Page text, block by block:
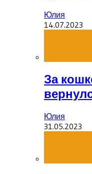
Юлия
14.07.2023
За
Юлия
31.05.2023